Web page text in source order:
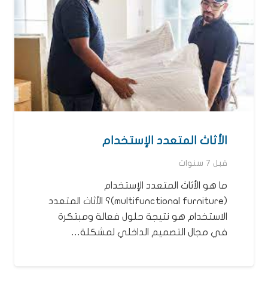
الأثاث المتعدد الإستخدام
قبل 7 سنوات
ما هو الأثاث المتعدد الإستخدام
(multifunctional furniture)؟ الأثاث المتعدد
الاستخدام هو نتيجة حلول فعالة ومبتكرة
في مجال التصميم الداخلي لمشكلة…